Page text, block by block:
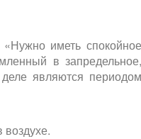
иметь спокойное
в запредельное,
являются периодом
воздухе.